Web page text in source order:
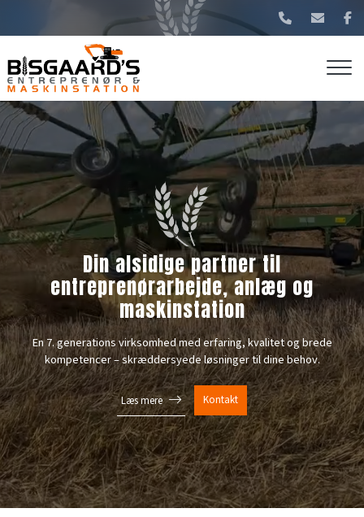
Din alsidige partner til
entreprenørarbejde, anlæg og
maskinstation
En 7. generations virksomhed med erfaring, kvalitet og brede
kompetencer – skræddersyede løsninger til dine behov.
Læs mere Kontakt